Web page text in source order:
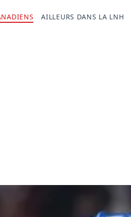
AILLEURS DANS LA LNH